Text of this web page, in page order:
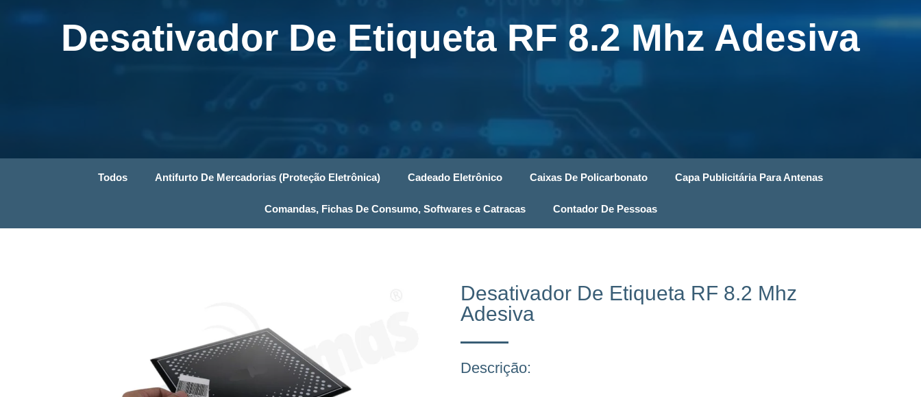
Desativador De Etiqueta RF 8.2 Mhz Adesiva
Todos Antifurto De Mercadorias (Proteção Eletrônica) Cadeado Eletrônico Caixas De Policarbonato Capa Publicitária Para Antenas
Comandas, Fichas De Consumo, Softwares e Catracas Contador De Pessoas
Desativador De Etiqueta RF 8.2 Mhz
Adesiva
Descrição: